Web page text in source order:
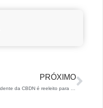
PRÓXIMO
Presidente da CBDN é reeleito para Conselho da ISMF